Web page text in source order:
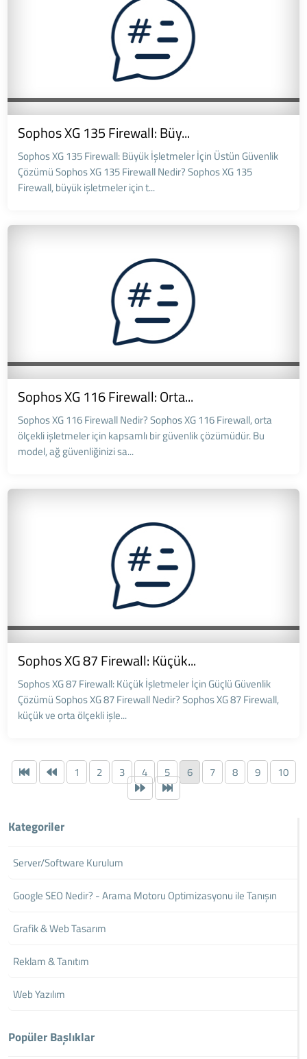
Sophos XG 135 Firewall: Büy...
Sophos XG 135 Firewall: Büyük İşletmeler İçin Üstün Güvenlik
Çözümü Sophos XG 135 Firewall Nedir? Sophos XG 135
Firewall, büyük işletmeler için t...
Sophos XG 116 Firewall: Orta...
Sophos XG 116 Firewall Nedir? Sophos XG 116 Firewall, orta
ölçekli işletmeler için kapsamlı bir güvenlik çözümüdür. Bu
model, ağ güvenliğinizi sa...
Sophos XG 87 Firewall: Küçük...
Sophos XG 87 Firewall: Küçük İşletmeler İçin Güçlü Güvenlik
Çözümü Sophos XG 87 Firewall Nedir? Sophos XG 87 Firewall,
küçük ve orta ölçekli işle...
1 2 3 4 5 6 7 8 9 10
Kategoriler
Server/Software Kurulum
Google SEO Nedir? - Arama Motoru Optimizasyonu ile Tanışın
Grafik & Web Tasarım
Reklam & Tanıtım
Web Yazılım
Popüler Başlıklar